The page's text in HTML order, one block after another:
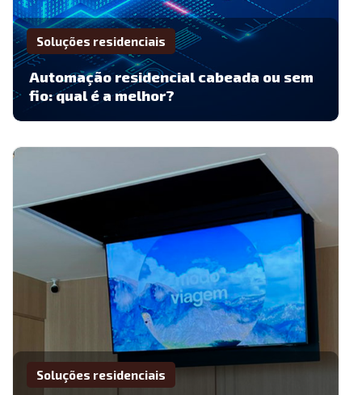
Soluções residenciais
Automação residencial cabeada ou sem
fio: qual é a melhor?
Soluções residenciais